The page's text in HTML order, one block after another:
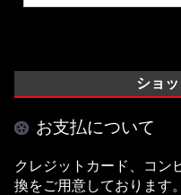
ショ
お支払について
クレジットカード、コン
換をご用意しております。